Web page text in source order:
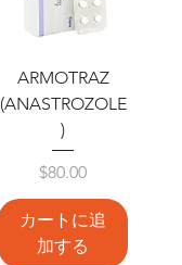
ARMOTRAZ
(ANASTROZOLE
)
価格
$80.00
カートに追
加する